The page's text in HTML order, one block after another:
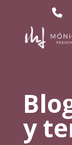
629 36 27
y